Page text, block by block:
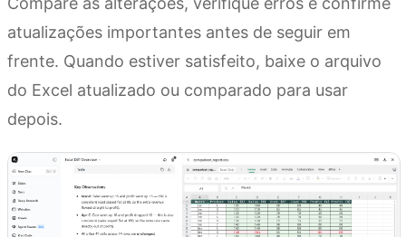
atualizações importantes antes de seguir em
frente. Quando estiver satisfeito, baixe o arquivo
do Excel atualizado ou comparado para usar
depois.